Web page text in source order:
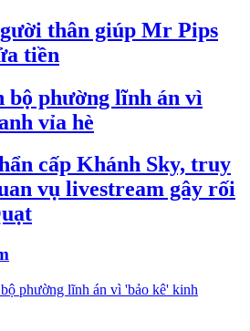
thân giúp Mr Pips
tiền
bộ phường lĩnh án vì
vỉa hè
cấp Khánh Sky, truy
vụ livestream gây rối